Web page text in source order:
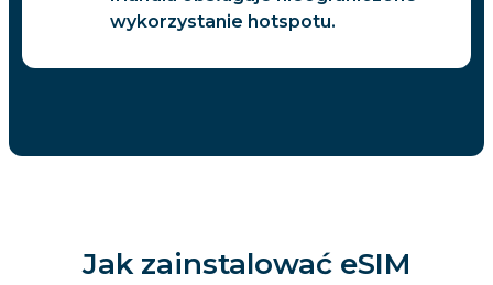
wykorzystanie hotspotu.
Jak zainstalować eSIM